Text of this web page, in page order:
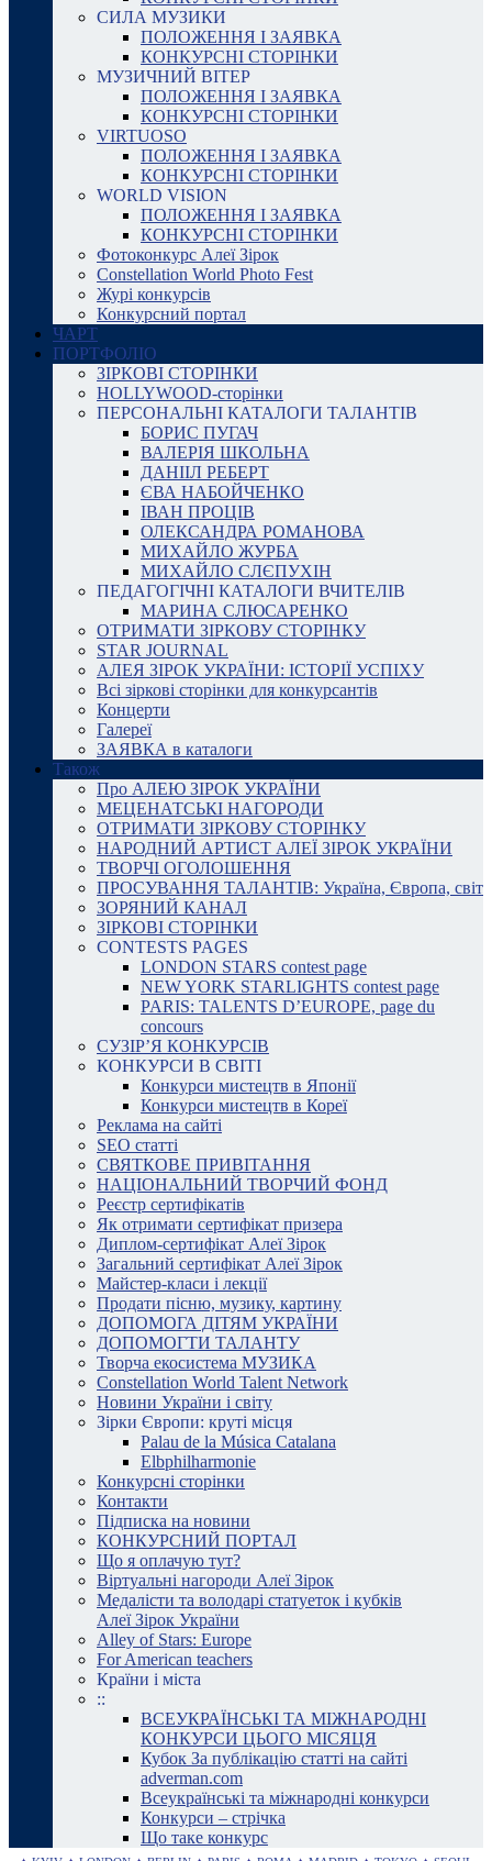
СИЛА МУЗИКИ
ПОЛОЖЕННЯ І ЗАЯВКА
КОНКУРСНІ СТОРІНКИ
МУЗИЧНИЙ ВІТЕР
ПОЛОЖЕННЯ І ЗАЯВКА
КОНКУРСНІ СТОРІНКИ
VIRTUOSO
ПОЛОЖЕННЯ І ЗАЯВКА
КОНКУРСНІ СТОРІНКИ
WORLD VISION
ПОЛОЖЕННЯ І ЗАЯВКА
КОНКУРСНІ СТОРІНКИ
Фотоконкурс Алеї Зірок
Constellation World Photo Fest
Журі конкурсів
Конкурсний портал
ЧАРТ
ПОРТФОЛІО
ЗІРКОВІ СТОРІНКИ
HOLLYWOOD-сторінки
ПЕРСОНАЛЬНІ КАТАЛОГИ ТАЛАНТІВ
БОРИС ПУГАЧ
ВАЛЕРІЯ ШКОЛЬНА
ДАНІІЛ РЕБЕРТ
ЄВА НАБОЙЧЕНКО
ІВАН ПРОЦІВ
ОЛЕКСАНДРА РОМАНОВА
МИХАЙЛО ЖУРБА
МИХАЙЛО СЛЄПУХІН
ПЕДАГОГІЧНІ КАТАЛОГИ ВЧИТЕЛІВ
МАРИНА СЛЮСАРЕНКО
ОТРИМАТИ ЗІРКОВУ СТОРІНКУ
STAR JOURNAL
АЛЕЯ ЗІРОК УКРАЇНИ: ІСТОРІЇ УСПІХУ
Всі зіркові сторінки для конкурсантів
Концерти
Галереї
ЗАЯВКА в каталоги
Також
Про АЛЕЮ ЗІРОК УКРАЇНИ
МЕЦЕНАТСЬКІ НАГОРОДИ
ОТРИМАТИ ЗІРКОВУ СТОРІНКУ
НАРОДНИЙ АРТИСТ АЛЕЇ ЗІРОК УКРАЇНИ
ТВОРЧІ ОГОЛОШЕННЯ
ПРОСУВАННЯ ТАЛАНТІВ: Україна, Європа, світ
ЗОРЯНИЙ КАНАЛ
ЗІРКОВІ СТОРІНКИ
CONTESTS PAGES
LONDON STARS contest page
NEW YORK STARLIGHTS contest page
PARIS: TALENTS D’EUROPE, page du
concours
СУЗІР’Я КОНКУРСІВ
КОНКУРСИ В СВІТІ
Конкурси мистецтв в Японії
Конкурси мистецтв в Кореї
Реклама на сайті
SEO статті
СВЯТКОВЕ ПРИВІТАННЯ
НАЦІОНАЛЬНИЙ ТВОРЧИЙ ФОНД
Реєстр сертифікатів
Як отримати сертифікат призера
Диплом-сертифікат Алеї Зірок
Загальний сертифікат Алеї Зірок
Майстер-класи і лекції
Продати пісню, музику, картину
ДОПОМОГА ДІТЯМ УКРАЇНИ
ДОПОМОГТИ ТАЛАНТУ
Творча екосистема МУЗИКА
Constellation World Talent Network
Новини України і світу
Зірки Європи: круті місця
Palau de la Música Catalana
Elbphilharmonie
Конкурсні сторінки
Контакти
Підписка на новини
КОНКУРСНИЙ ПОРТАЛ
Що я оплачую тут?
Віртуальні нагороди Алеї Зірок
Медалісти та володарі статуеток і кубків
Алеї Зірок України
Alley of Stars: Europe
For American teachers
Країни і міста
::
ВСЕУКРАЇНСЬКІ ТА МІЖНАРОДНІ
КОНКУРСИ ЦЬОГО МІСЯЦЯ
Кубок За публікацію статті на сайті
adverman.com
Всеукраїнські та міжнародні конкурси
Конкурси – стрічка
Що таке конкурс